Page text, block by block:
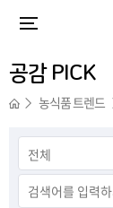
공감 PICK
농식품 트렌드